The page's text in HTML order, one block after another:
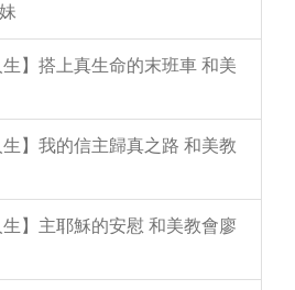
】搭上真生命的末班車 和美
】我的信主歸真之路 和美教
】主耶穌的安慰 和美教會廖